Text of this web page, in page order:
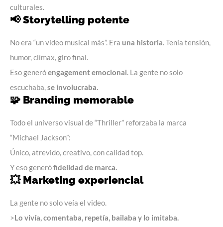
culturales.
📢Storytelling potente
No era “un video musical más”. Era una historia. Tenía tensión,
humor, clímax, giro final.
Eso generóengagement emocional. La gente no solo
escuchaba,se involucraba.
🧩 Branding memorable
Todo el universo visual de “Thriller” reforzaba la marca
“Michael Jackson”:
Único, atrevido, creativo, con calidad top.
Y eso generófidelidad de marca.
💥 Marketing experiencial
La gente no solo veía el video.
>Lo vivía, comentaba, repetía, bailaba y lo imitaba.